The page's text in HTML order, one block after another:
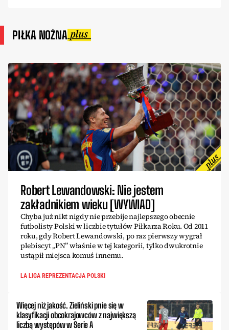
PIŁKA NOŻNA
Robert Lewandowski: Nie jestem
zakładnikiem wieku [WYWIAD]
Chyba już nikt nigdy nie przebije najlepszego obecnie
futbolisty Polski w liczbie tytułów Piłkarza Roku. Od 2011
roku, gdy Robert Lewandowski, po raz pierwszy wygrał
plebiscyt „PN” właśnie w tej kategorii, tylko dwukrotnie
ustąpił miejsca komuś innemu.
LA LIGA REPREZENTACJA POLSKI
Więcej niż jakość. Zieliński pnie się w
klasyfikacji obcokrajowców z największą
liczbą występów w Serie A